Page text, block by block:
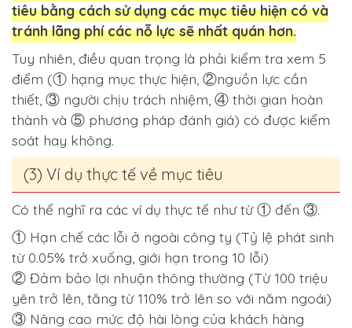
tiêu bằng cách sử dụng các mục tiêu hiện có và
tránh lãng phí các nỗ lực sẽ nhất quán hơn.
Tuy nhiên, điều quan trọng là phải kiểm tra xem 5
điểm (① hạng mục thực hiện, ②nguồn lực cần
thiết, ③ người chịu trách nhiệm, ④ thời gian hoàn
thành và ⑤ phương pháp đánh giá) có được kiểm
soát hay không.
(3) Ví dụ thực tế về mục tiêu
Có thể nghĩ ra các ví dụ thực tế như từ ① đến ③.
① Hạn chế các lỗi ở ngoài công ty (Tỷ lệ phát sinh
từ 0.05% trở xuống, giới hạn trong 10 lỗi)
② Đảm bảo lợi nhuận thông thường (Từ 100 triệu
yên trở lên, tăng từ 110% trở lên so với năm ngoái)
③ Nâng cao mức độ hài lòng của khách hàng